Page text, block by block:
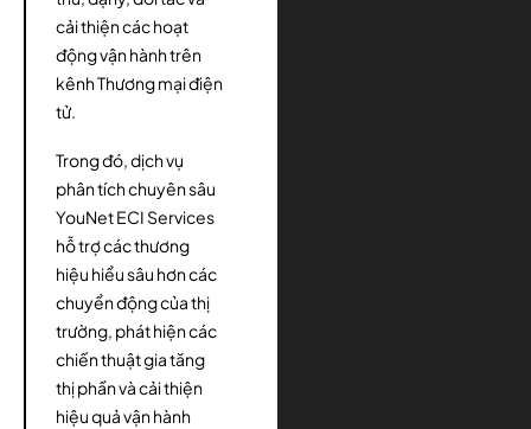
cải thiện các hoạt
động vận hành trên
kênh Thương mại điện
tử.
Trong đó, dịch vụ
phân tích chuyên sâu
YouNet ECI Services
hỗ trợ các thương
hiệu hiểu sâu hơn các
chuyển động của thị
trường, phát hiện các
chiến thuật gia tăng
thị phần và cải thiện
hiệu quả vận hành